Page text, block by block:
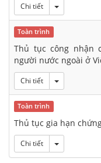
Chi tiết Toggle
Toàn trình
Thủ tục công nhận
người nước ngoài ở
Chi tiết Toggle
Toàn trình
Thủ tục gia hạn
Chi tiết Toggle